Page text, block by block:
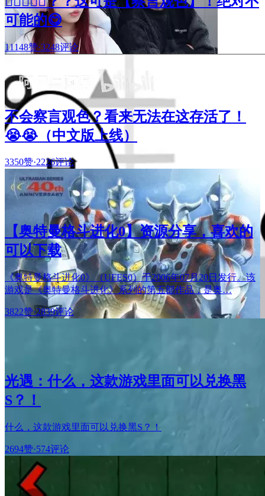
可能的😋
11148赞·3248评论
不会察言观色？看来无法在这存活了！
😭😭（中文版上线）
3350赞·2226评论
【奥特曼格斗进化0】资源分享，喜欢的
可以下载
《奥特曼格斗进化0》（UFES0）于2006年07月20日发行。该
游戏是《奥特曼格斗进化》系列的第五部作品，是奥…
3822赞·2839评论
光遇：什么，这款游戏里面可以兑换黑
S？！
什么，这款游戏里面可以兑换黑S？！
2694赞·574评论